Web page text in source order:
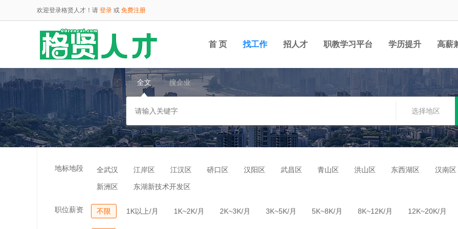
欢迎登录格贤人才！请 登录 或 免费注册
首 页 找工作 招人才 职教学习平台 学历提升 高薪
云端职位
全文 搜企业
选择地区
地标地段 全武汉 江岸区 江汉区 硚口区 汉阳区 武昌区 青山区 洪山区 东西湖区 汉南区
新洲区 东湖新技术开发区
职位薪资 不限 1K以上/月 1K~2K/月 2K~3K/月 3K~5K/月 5K~8K/月 8K~12K/月 12K~20K/月